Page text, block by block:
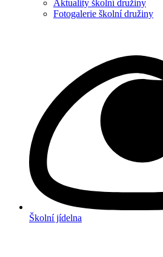
Aktuality školní družiny
Fotogalerie školní družiny
Školní jídelna